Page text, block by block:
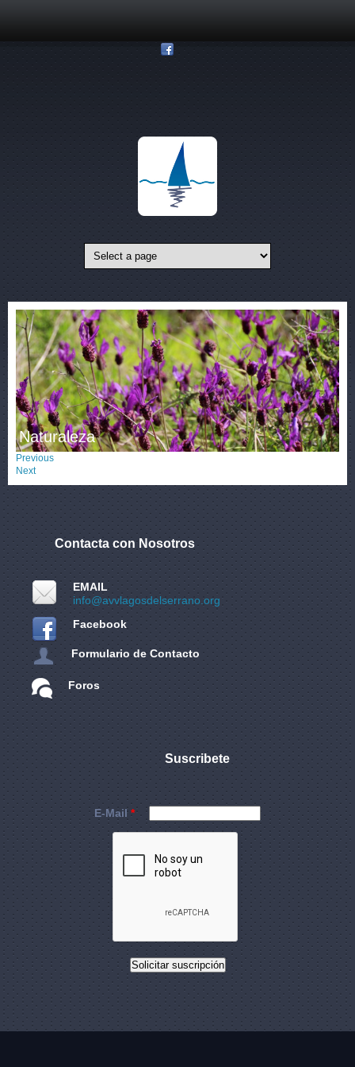
Naturaleza
Previous
Next
Contacta con Nosotros
EMAIL
info@avvlagosdelserrano.org
Facebook
Formulario de Contacto
Foros
Suscribete
E-Mail*